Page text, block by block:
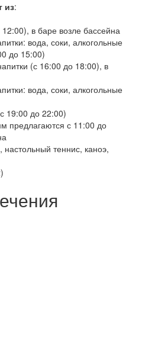
из:
в баре возле бассейна
вода, соки, алкогольные
до 15:00)
(с 16:00 до 18:00), в
вода, соки, алкогольные
19:00 до 22:00)
предлагаются с 11:00 до
теннис, каноэ,